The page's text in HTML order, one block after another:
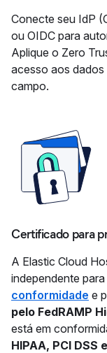
Conecte seu IdP
ou OIDC para
Aplique o Zero
acesso aos
campo.
Certificado para
A Elastic Cloud
independente
conformidade e
pelo FedRAMP
está em
HIPAA, PCI DSS